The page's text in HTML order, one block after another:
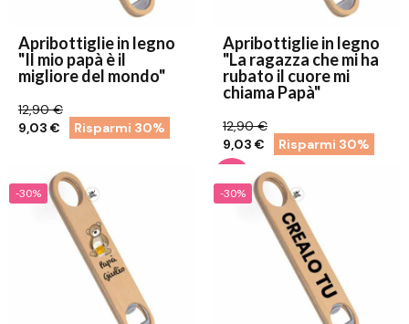
Apribottiglie in legno
"Il mio papà è il
migliore del mondo"
12,90 €
9,03 €
Risparmi 30%
Apribottiglie in legno
"La ragazza che mi ha
rubato il cuore mi
chiama Papà"
12,90 €
9,03 €
Risparmi 30%
-30% -30%